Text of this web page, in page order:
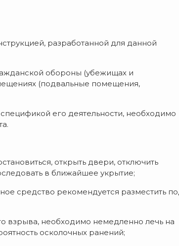
разработанной для данной
обороны (убежищах и
(подвальные помещения,
его деятельности, необходимо
открыть двери, отключить
в ближайшее укрытие;
средство рекомендуется разместить
взрыва, необходимо немедленно лечь на
осколочных ранений;